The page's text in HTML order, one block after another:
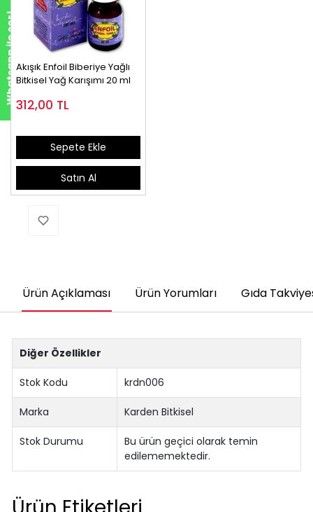
Akışık Enfoil Biberiye Yağlı
Bitkisel Yağ Karışımı 20 ml
312,00 TL
Sepete Ekle
Satın Al
Ürün Açıklaması Ürün Yorumları Gıda
Diğer Özellikler
Stok Kodu krdn006
Marka Karden Bitkisel
Stok Durumu
Bu ürün geçici olarak temin
edilememektedir.
Whatsapp ile sor!